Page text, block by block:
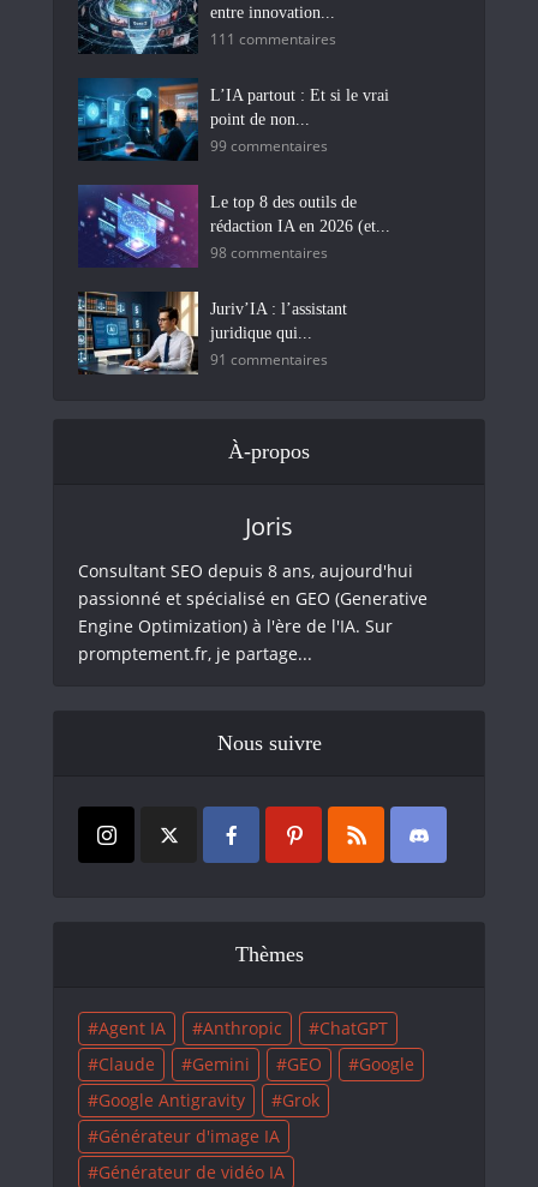
entre innovation...
111 commentaires
L’IA partout : Et si le vrai
point de non...
99 commentaires
Le top 8 des outils de
rédaction IA en 2026 (et...
98 commentaires
Juriv’IA : l’assistant
juridique qui...
91 commentaires
À-propos
Joris
Consultant SEO depuis 8 ans, aujourd'hui
passionné et spécialisé en GEO (Generative
Engine Optimization) à l'ère de l'IA. Sur
promptement.fr, je partage...
Nous suivre
Thèmes
Agent IA Anthropic
ChatGPT
Claude
Gemini GEO
Google
Google Antigravity
Grok
Générateur d'image IA
Générateur de vidéo IA